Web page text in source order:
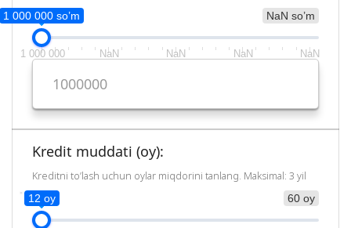
NaN so’m
1 000 000 so’m
1 000 000 NaN NaN NaN NaN
Kredit muddati (oy):
Kreditni to’lash uchun oylar miqdorini tanlang. Maksimal: 3 yil
60 oy
12 oy